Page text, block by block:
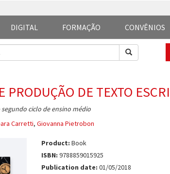
CONVÊNIOS
FORMAÇÃO
DIGITAL
PRODUÇÃO DE TEXTO
ciclo de ensino médio
Carretti, Giovanna Pietrobon
Product: Book
ISBN: 9788859015925
Publication date: 01/05/2018